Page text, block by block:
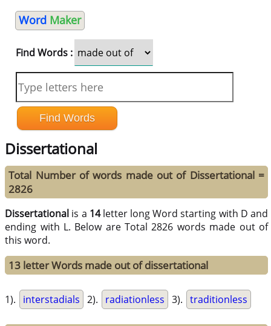
Word Maker
Find Words :
Dissertational
Total Number of words made out of Dissertational =
2826
Dissertational is a 14letter long Word starting with D and
ending with L. Below are Total 2826 words made out of
this word.
13 letter Words made out of dissertational
1). interstadials 2). radiationless 3). traditionless